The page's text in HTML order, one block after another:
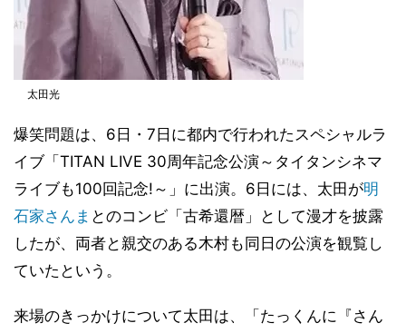
太田光
爆笑問題は、6日・7日に都内で行われたスペシャルラ
イブ「TITAN LIVE 30周年記念公演～タイタンシネマ
ライブも100回記念!～」に出演。6日には、太田が明
石家さんま とのコンビ「古希還暦」として漫才を披露
したが、両者と親交のある木村も同日の公演を観覧し
ていたという。
来場のきっかけについて太田は、「たっくんに『さん